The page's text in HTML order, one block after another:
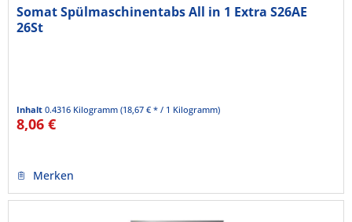
Somat Spülmaschinentabs All in 1 Extra S26AE
26St
Inhalt0.4316 Kilogramm(18,67 € * / 1 Kilogramm)
8,06 €
Merken